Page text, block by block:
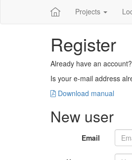
Projects
Register
Already have an
Is your e-mail address
Download manual
New user
Email